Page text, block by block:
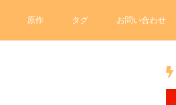
原作 タグ お問い合わせ